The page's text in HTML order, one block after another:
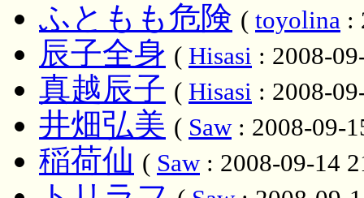
ふともも危険 ( toyolina :
辰子全身 ( Hisasi : 2008-
真越辰子 ( Hisasi : 2008-
井畑弘美 ( Saw: 2008-09-
稲荷仙 ( Saw: 2008-09-14